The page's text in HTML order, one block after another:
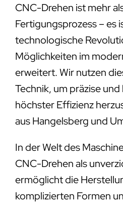
CNC-Drehen ist mehr
Fertigungsprozess – es
technologische
Möglichkeiten im
erweitert. Wir nutzen
Technik, um präzise
höchster Effizienz
aus Hangelsberg und
In der Welt des
CNC-Drehen als
ermöglicht die
komplizierten Formen